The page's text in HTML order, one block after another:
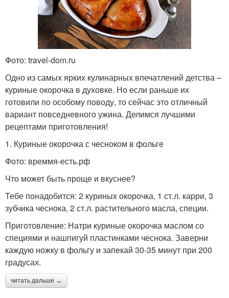
Фото: travel-dom.ru
Одно из самых ярких кулинарных впечатлений детства –
куриные окорочка в духовке. Но если раньше их
готовили по особому поводу, то сейчас это отличный
вариант повседневного ужина. Делимся лучшими
рецептами приготовления!
1. Куриные окорочка с чесноком в фольге
Фото: времмя-есть.рф
Что может быть проще и вкуснее?
Тебе понадобится: 2 куриных окорочка, 1 ст.л. карри, 3
зубчика чеснока, 2 ст.л. растительного масла, специи.
Приготовление: Натри куриные окорочка маслом со
специями и нашпигуй пластинками чеснока. Заверни
каждую ножку в фольгу и запекай 30-35 минут при 200
градусах.
читать дальше →